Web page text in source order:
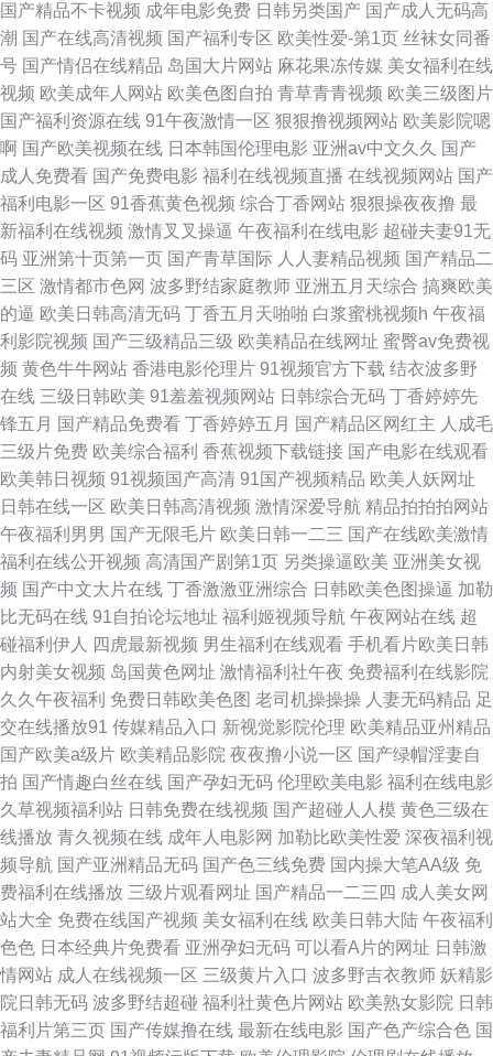
911在线日本 99无码视频网 亚洲综合另类专区在线 欧美首页性爱 福利视频
网站 色成人网 亚洲欧美另类人妻 欧美人的性交 国产熟女久久精品 91视频情
侣 黄色仓库视频 www91视频sss 一级片人妖 欧美日韩久爽 91处女视频在线
操逼八区 日韩伊人一本在线 蜜臀免费 超碰一区在线 91色情看片 久久国产分
区 色婷婷伊人网 久久免费在线视频 精东私人影院 亚洲无码免费精品 日韩性
生活影院 精品国精品国产自 成人在线草艹 万淫阁av 亚洲色图精品一区 日韩
欧美经典一区 黄色综合网 成人福利精品视频 亚洲青草av在线观看 91老司机
精品福利 三级黄色片 黑丝妹妹 91簧片免费观看网址 金88vvw羞草奴w9188
啊啊区女热 五月激情综合色 麻豆福利视频 超碰在线观看人人人网 日韩视频
第99页 天天日天天干 久久青青草在线视频 97在线观看中文 妞干网在线观看
色色国产一区 久久視频 国产精品自拍最新地址 91久久精品91福利 www插
日韩日韩 韩国人体三区四区 91黑丝国产 苍井空18部无删减电影 人妖x人妖
网站在线看 韩国三极片 91久久福利 av网站 青草久久国产精品网 狠狠操网
91黄页网址大全免费 国产精品15p 色欧美色超碰 九一视频 97总资源免费资
久久精品牛牛 熟女免费在线播放 久久艹艹办 97福利局 九一传媒网 三级黄色
片 免费看视频五六区 成人免费久久视频 日曰骚av一区二区三区 在线十区 欧
美久在线 国产成人黄色网址 91极品动漫喷白浆 www1391看片视频com 日
韩精品xxdd 精品国偷自区2区三区 91手机在线视频 91熟女论坛在线进入 伊
人在线久久 狠狠男人av 欧美怡春院 欧美欧美 91资源在线观看 在线视频青春
国产精品不卡视频 成年电影免费 日韩另类国产 国产成人无码高
潮 国产在线高清视频 国产福利专区 欧美性爱-第1页 丝袜女同番
号 国产情侣在线精品 岛国大片网站 麻花果冻传媒 美女福利在线
视频 欧美成年人网站 欧美色图自拍 青草青青视频 欧美三级图片
国产福利资源在线 91午夜激情一区 狠狠撸视频网站 欧美影院嗯
啊 国产欧美视频在线 日本韩国伦理电影 亚洲av中文久久 国产
成人免费看 国产免费电影 福利在线视频直播 在线视频网站 国产
福利电影一区 91香蕉黄色视频 综合丁香网站 狠狠操夜夜撸 最
新福利在线视频 激情叉叉操逼 午夜福利在线电影 超碰夫妻91无
码 亚洲第十页第一页 国产青草国际 人人妻精品视频 国产精品二
三区 激情都市色网 波多野结家庭教师 亚洲五月天综合 搞爽欧美
的逼 欧美日韩高清无码 丁香五月天啪啪 白浆蜜桃视频h 午夜福
利影院视频 国产三级精品三级 欧美精品在线网址 蜜臀av免费视
频 黄色牛牛网站 香港电影伦理片 91视频官方下载 结衣波多野
在线 三级日韩欧美 91羞羞视频网站 日韩综合无码 丁香婷婷先
锋五月 国产精品免费看 丁香婷婷五月 国产精品区网红主 人成毛
三级片免费 欧美综合福利 香蕉视频下载链接 国产电影在线观看
欧美韩日视频 91视频国产高清 91国产视频精品 欧美人妖网址
日韩在线一区 欧美日韩高清视频 激情深爱导航 精品拍拍拍网站
午夜福利男男 国产无限毛片 欧美日韩一二三 国产在线欧美激情
福利在线公开视频 高清国产剧第1页 另类操逼欧美 亚洲美女视
频 国产中文大片在线 丁香激激亚洲综合 日韩欧美色图操逼 加勒
比无码在线 91自拍论坛地址 福利姬视频导航 午夜网站在线 超
碰福利伊人
四虎最新视频 男生福利在线观看 手机看片欧美日韩
内射美女视频 岛国黄色网址 激情福利社午夜 免费福利在线影院
久久午夜福利 免费日韩欧美色图 老司机操操操 人妻无码精品 足
交在线播放91 传媒精品入口 新视觉影院伦理 欧美精品亚州精品
国产欧美a级片 欧美精品影院 夜夜撸小说一区 国产绿帽淫妻自
拍 国产情趣白丝在线 国产孕妇无码 伦理欧美电影 福利在线电影
久草视频福利站 日韩免费在线视频 国产超碰人人模 黄色三级在
线播放 青久视频在线 成年人电影网 加勒比欧美性爱 深夜福利视
频导航 国产亚洲精品无码 国产色三线免费 国内操大笔AA级 免
费福利在线播放 三级片观看网址 国产精品一二三四 成人美女网
站大全 免费在线国产视频 美女福利在线 欧美日韩大陆 午夜福利
色色 日本经典片免费看 亚洲孕妇无码 可以看A片的网址 日韩激
情网站 成人在线视频一区 三级黄片入口 波多野吉衣教师 妖精影
院日韩无码 波多野结超碰 福利社黄色片网站 欧美熟女影院 日韩
福利片第三页 国产传媒撸在线 最新在线电影 国产色产综合色 国